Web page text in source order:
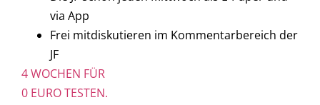
via App
Frei mitdiskutieren im Kommentarbereich der
JF
4 WOCHEN FÜR
0 EURO TESTEN.